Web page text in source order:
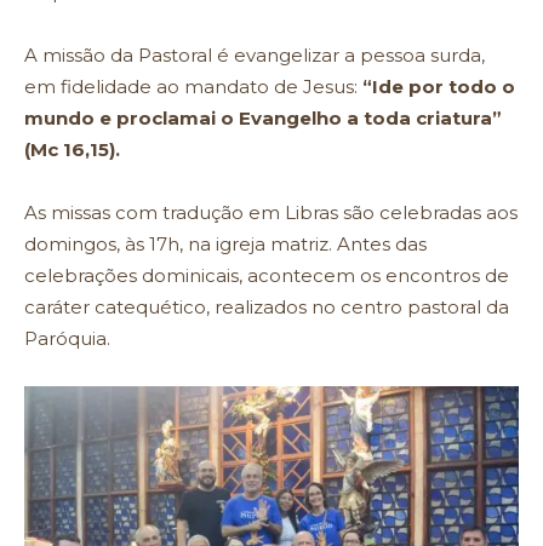
A missão da Pastoral é evangelizar a pessoa surda,
em fidelidade ao mandato de Jesus: “Ide por todo o
mundo e proclamai o Evangelho a toda criatura”
(Mc 16,15).
As missas com tradução em Libras são celebradas aos
domingos, às 17h, na igreja matriz. Antes das
celebrações dominicais, acontecem os encontros de
caráter catequético, realizados no centro pastoral da
Paróquia.